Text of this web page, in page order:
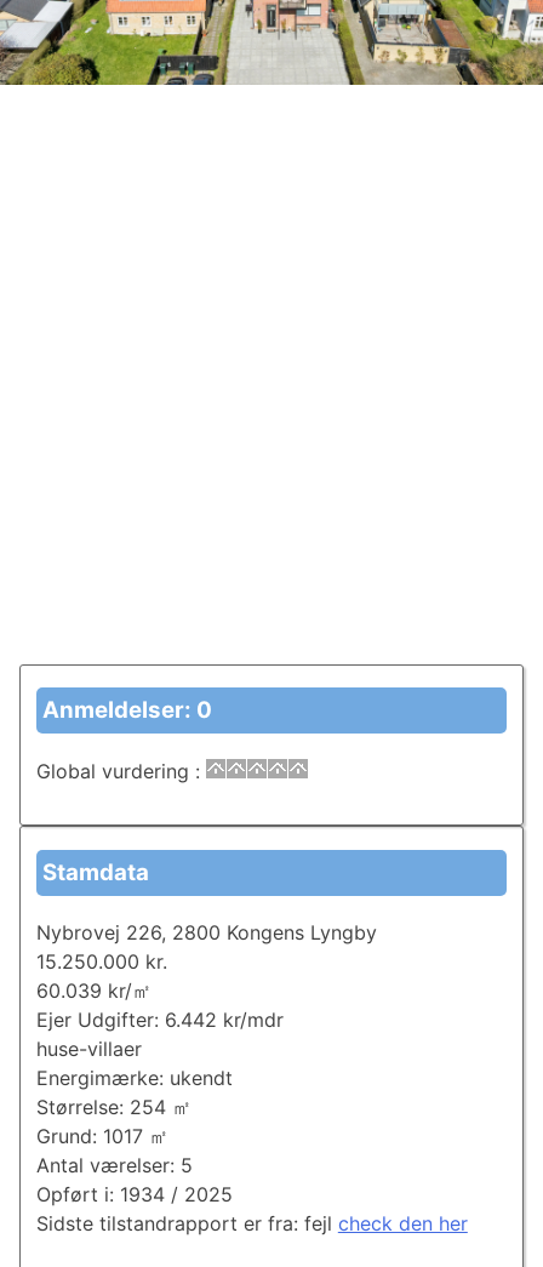
Anmeldelser: 0
Global vurdering :
Stamdata
Nybrovej 226, 2800 Kongens Lyngby
15.250.000 kr.
60.039 kr/㎡
Ejer Udgifter: 6.442 kr/mdr
huse-villaer
Energimærke: ukendt
Størrelse: 254 ㎡
Grund: 1017 ㎡
Antal værelser: 5
Opført i: 1934 / 2025
Sidste tilstandrapport er fra: fejl check den her